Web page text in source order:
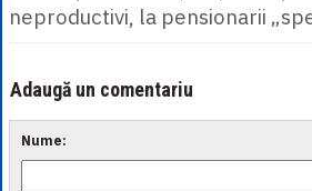
neproductivi, la pensionarii
Adaugă un comentariu
Nume: